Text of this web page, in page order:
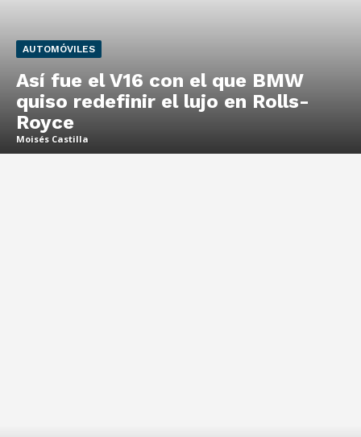
AUTOMÓVILES
Así fue el V16 con el que BMW
quiso redefinir el lujo en Rolls-
Royce
Moisés Castilla